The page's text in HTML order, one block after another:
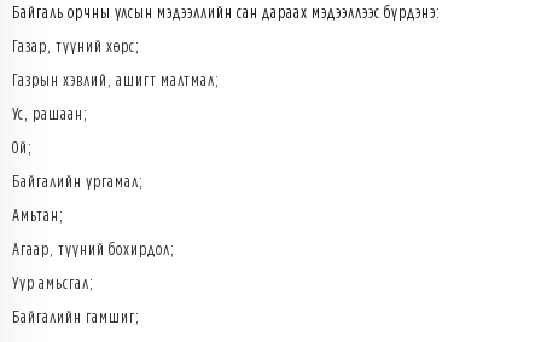
Байгаль орчны улсын мэдээллийн сан дараах мэдээллээс бүрдэнэ:
Газар, түүний хөрс;
Газрын хэвлий, ашигт малтмал;
Ус, рашаан;
Ой;
Байгалийн ургамал;
Амьтан;
Агаар, түүний бохирдол;
Уур амьсгал;
Байгалийн гамшиг;